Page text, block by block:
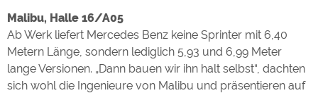
Malibu, Halle 16/A05
Ab Werk liefert Mercedes Benz keine Sprinter mit 6,40
Metern Länge, sondern lediglich 5,93 und 6,99 Meter
lange Versionen. „Dann bauen wir ihn halt selbst“, dachten
sich wohl die Ingenieure von Malibu und präsentieren auf